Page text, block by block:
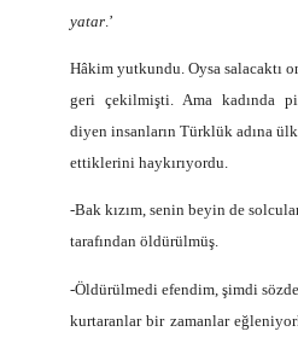
yatar.’
Hâkim yutkundu. Oysa salacaktı
geri çekilmişti. Ama kadında
diyen insanların Türklük adına
ettiklerini haykırıyordu.
-Bak kızım, senin beyin de
tarafından öldürülmüş.
-Öldürülmedi efendim, şimdi
kurtaranlar bir zamanlar